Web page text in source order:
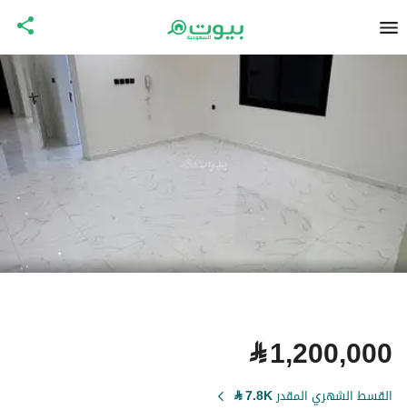
⃁1,200,000
القسط الشهري المقدر7.8K
⃁